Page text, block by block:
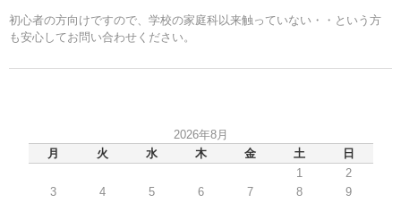
初心者の方向けですので、学校の家庭科以来触っていない・・という方
も安心してお問い合わせください。
2026年8月
月
火 水 木 金 土
日
1
2
3
4 5 6 7 8
9